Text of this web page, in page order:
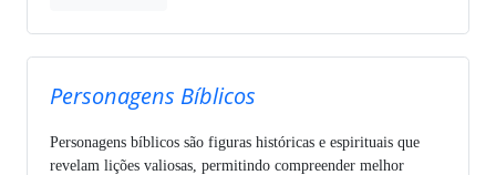
Personagens Bíblicos
Personagens bíblicos são figuras históricas e espirituais que
revelam lições valiosas, permitindo compreender melhor